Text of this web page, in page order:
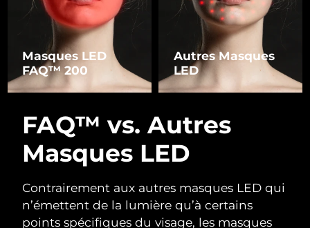
Masques LED
FAQ™ 200
Autres Masques
LED
FAQ™ vs. Autres
Masques LED
Contrairement aux autres masques LED qui
n’émettent de la lumière qu’à certains
points spécifiques du visage, les masques